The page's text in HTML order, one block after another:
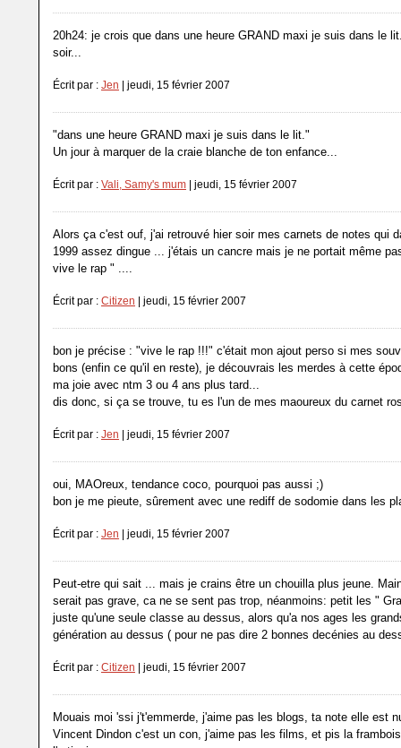
20h24: je crois que dans une heure GRAND maxi je suis dans le
soir...
Écrit par : Jen | jeudi, 15 février 2007
"dans une heure GRAND maxi je suis dans le lit."
Un jour à marquer de la craie blanche de ton enfance...
Écrit par : Vali, Samy's mum | jeudi, 15 février 2007
Alors ça c'est ouf, j'ai retrouvé hier soir mes carnets de notes qui
1999 assez dingue ... j'étais un cancre mais je ne portait même
vive le rap " ....
Écrit par : Citizen | jeudi, 15 février 2007
bon je précise : "vive le rap !!!" c'était mon ajout perso si mes
bons (enfin ce qu'il en reste), je découvrais les merdes à cette
ma joie avec ntm 3 ou 4 ans plus tard...
dis donc, si ça se trouve, tu es l'un de mes maoureux du carnet
Écrit par : Jen | jeudi, 15 février 2007
oui, MAOreux, tendance coco, pourquoi pas aussi ;)
bon je me pieute, sûrement avec une rediff de sodomie dans les
Écrit par : Jen | jeudi, 15 février 2007
Peut-etre qui sait ... mais je crains être un chouilla plus jeune.
serait pas grave, ca ne se sent pas trop, néanmoins: petit les "
juste qu'une seule classe au dessus, alors qu'a nos ages les
génération au dessus ( pour ne pas dire 2 bonnes decénies au
Écrit par : Citizen | jeudi, 15 février 2007
Mouais moi 'ssi j't'emmerde, j'aime pas les blogs, ta note elle est
Vincent Dindon c'est un con, j'aime pas les films, et pis la